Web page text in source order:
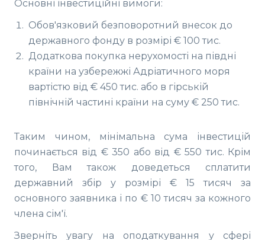
Основні інвестиційні вимоги:
Обов'язковий безповоротний внесок до
державного фонду в розмірі € 100 тис.
Додаткова покупка нерухомості на півдні
країни на узбережжі Адріатичного моря
вартістю від € 450 тис. або в гірській
північній частині країни на суму € 250 тис.
Таким чином, мінімальна сума інвестицій
починається від € 350 або від € 550 тис. Крім
того, Вам також доведеться сплатити
державний збір у розмірі € 15 тисяч за
основного заявника і по € 10 тисяч за кожного
члена сім'ї.
Зверніть увагу на оподаткування у сфері